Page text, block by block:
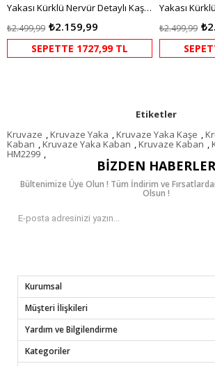
Yakası Kürklü Nervür Detaylı Kaşe Kaban Lacivert HM2576
₺2.159,99
₺2.499,99
SEPETTE 1727,99 TL
₺2.499,99
Etiketler
Kruvaze
Kruvaze Yaka Kruvaze Yaka Kaşe
Kaban Kruvaze Yaka Kaban Kruvaze Kaban
HM2299
BIZDEN HABERLER
Bültenimize Üye Olun ! Tüm İndirim ve
Olsun !
Kurumsal
Müşteri İlişkileri
Yardım ve Bilgilendirme
Kategoriler